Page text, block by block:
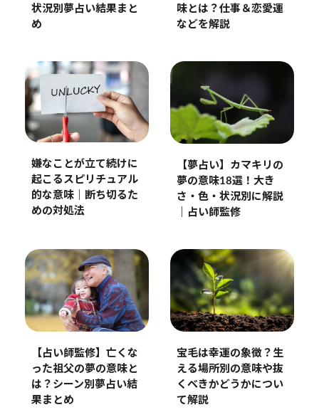
状況別夢占い結果まと
め
味とは？仕事＆恋愛運
などを解説
嫌なことが立て続けに
起こるスピリチュアル
的な意味｜断ち切るた
めの対処法
【夢占い】カマキリの
夢の意味18選！大き
さ・色・状況別に解説
｜占い師監修
【占い師監修】亡くな
った祖父の夢の意味と
は？シーン別夢占い結
果まとめ
宝毛は幸運の象徴？生
える場所別の意味や抜
くべきかどうかについ
て解説